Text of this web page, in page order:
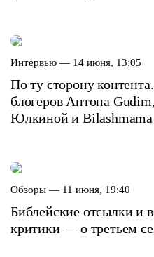
Интервью — 14 июня, 13:05
По ту сторону
блогеров Антона
Юлкиной и Bilashmama
Обзоры — 11 июня, 19:40
Библейские отсылки и
критики — о третьем